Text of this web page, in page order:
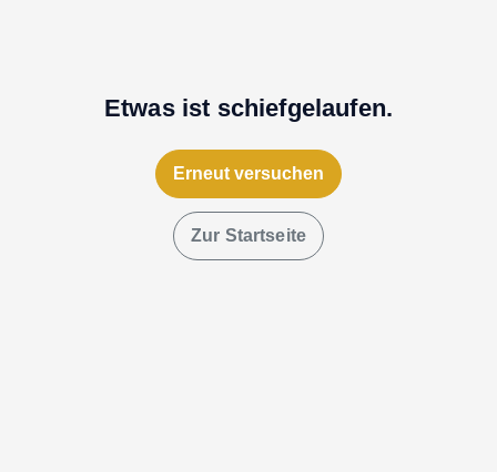
Etwas ist schiefgelaufen.
Erneut versuchen
Zur Startseite